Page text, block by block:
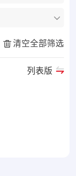
清空全部筛选
列表版